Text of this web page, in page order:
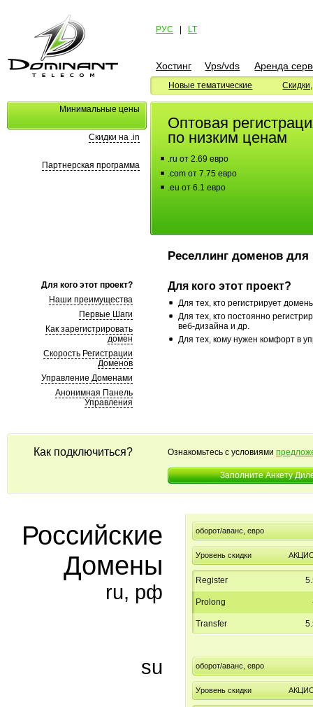
РУС LT
Хостинг Vps/vds Аренда
Новые тематические
Минимальные цены
Скидки на .in
Партнерская программа
Оптовая
по низким ценам
.ru от 2.69 евро
.com от 7.75 евро
.eu от 6.1 евро
Реселлинг доменов
Для кого этот проект?
Наши преимущества
Первые Шаги
Как зарегистрировать
домен
Скорость Регистрации
Доменов
Управление Доменами
Анонимная Панель
Управления
Для кого этот проект?
Для тех, кто регистрирует
Для тех, кто постоянно
веб-дизайна и др.
Для тех, кому нужен комфорт в
Как подключиться? Ознакомьтесь с условиями
Заполните Анкету
Российские
Домены
ru, рф
оборот/аванс, евро
Уровень скидки
Register
Prolong
Transfer
su оборот/аванс, евро
Уровень скидки